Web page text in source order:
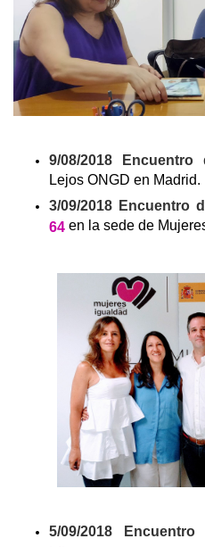
9/08/2018 Encuentro
Lejos ONGD en Madrid.
3/09/2018 Encuentro
64 en la sede de
5/09/2018